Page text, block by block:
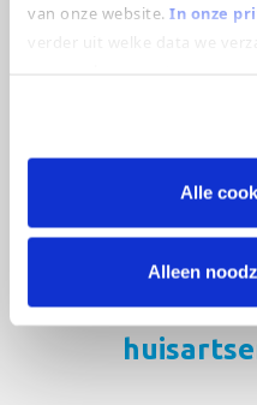
van onze website. In onze
Alle
Alleen
je wel graag kans